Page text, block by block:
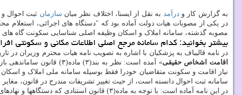
به گزارش کار ودرآمد به نقل از ایسنا، اختلاف نظر میان سازمان ثبت احوال
در یکی از مصوبات هیات دولت آماده بود که "دستگاه های اجرائی،
مصوبه گذشته، سامانه املاک و اسکان وظیفه اصلی شناسایی سکونت گاه های
بیشتر بخوانید: کدام سامانه مرجع اصلی اطلاعات مکانی و سکونتی
در نامه قالیباف به پزشکیان با اشاره به تصویب نامه هیات محترم وزیران در تاریخ ۱۴۰۳.۰۸.۰۱ با
اقامت اشخاص حقیقی
سامانه ثبت احوال دانسته است، از حیث تغییر تشریفات مندرج در قانون،